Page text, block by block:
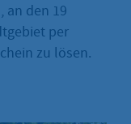
an den 19
per
zu lösen.